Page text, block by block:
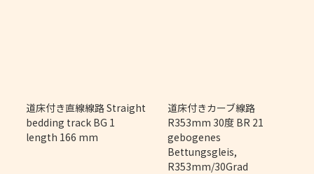
道床付き直線線路 Straight
bedding track BG 1
length 166 mm
道床付きカーブ線路
R353mm 30度 BR 21
gebogenes
Bettungsgleis,
R353mm/30Grad